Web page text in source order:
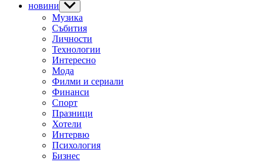
новини Show
sub
menu
Музика
Събития
Личности
Технологии
Интересно
Мода
Филми и сериали
Финанси
Спорт
Празници
Хотели
Интервю
Психология
Бизнес